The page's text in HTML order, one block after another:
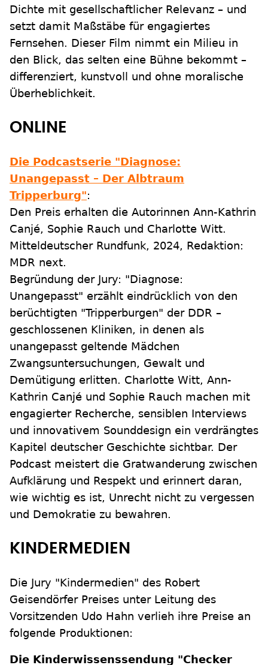
Dichte mit gesellschaftlicher Relevanz – und
setzt damit Maßstäbe für engagiertes
Fernsehen. Dieser Film nimmt ein Milieu in
den Blick, das selten eine Bühne bekommt –
differenziert, kunstvoll und ohne moralische
Überheblichkeit.
ONLINE
Die Podcastserie "Diagnose:
Unangepasst – Der Albtraum
Tripperburg":
Den Preis erhalten die Autorinnen Ann-Kathrin
Canjé, Sophie Rauch und Charlotte Witt.
Mitteldeutscher Rundfunk, 2024, Redaktion:
MDR next.
Begründung der Jury: "Diagnose:
Unangepasst" erzählt eindrücklich von den
berüchtigten "Tripperburgen" der DDR –
geschlossenen Kliniken, in denen als
unangepasst geltende Mädchen
Zwangsuntersuchungen, Gewalt und
Demütigung erlitten. Charlotte Witt, Ann-
Kathrin Canjé und Sophie Rauch machen mit
engagierter Recherche, sensiblen Interviews
und innovativem Sounddesign ein verdrängtes
Kapitel deutscher Geschichte sichtbar. Der
Podcast meistert die Gratwanderung zwischen
Aufklärung und Respekt und erinnert daran,
wie wichtig es ist, Unrecht nicht zu vergessen
und Demokratie zu bewahren.
KINDERMEDIEN
Die Jury "Kindermedien" des Robert
Geisendörfer Preises unter Leitung des
Vorsitzenden Udo Hahn verlieh ihre Preise an
folgende Produktionen:
Die Kinderwissenssendung "Checker